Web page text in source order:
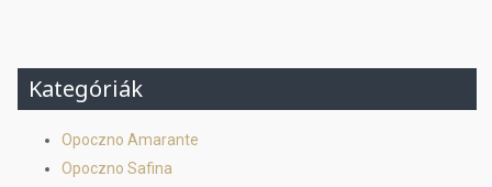
Kategóriák
Opoczno Amarante
Opoczno Safina